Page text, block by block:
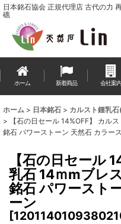
日本銘石協会 正規代理店 古代の力
礁
ホーム 新着商品 会社案内
ホーム > 日本銘石 > カルスト鍾乳
>
【石の日セール 14%OFF】 カル
銘石 パワーストーン 天然石 カラー
【石の日セール
乳石 14ｍmブレ
銘石 パワースト
ーン
[